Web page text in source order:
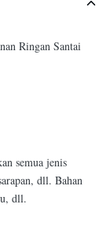
Ringan Santai
semua jenis
dll. Bahan
dll.